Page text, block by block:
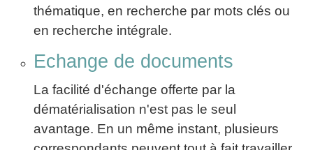
thématique, en recherche par mots clés ou
en recherche intégrale.
Echange de documents
La facilité d'échange offerte par la
dématérialisation n'est pas le seul
avantage. En un même instant, plusieurs